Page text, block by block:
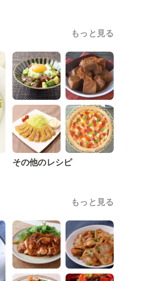
もっと見る
その他のレシピ
もっと見る